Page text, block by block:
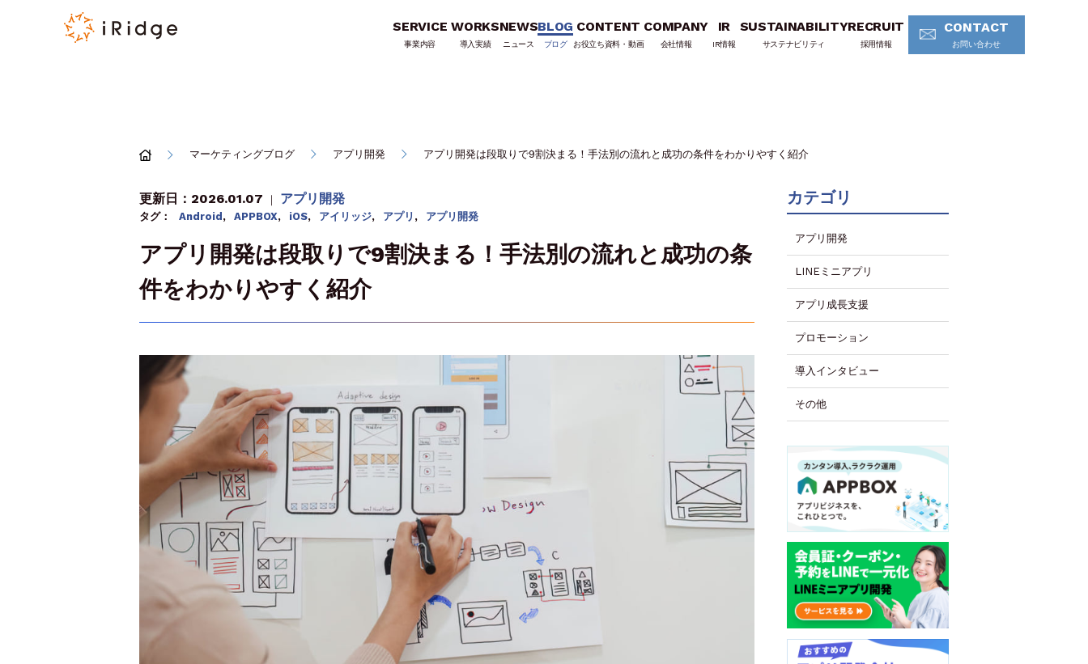
SERVICE
事業内容
WORKS
導入実績
NEWS
ニュース
BLOG
ブログ
CONTENT
お役立ち資料・動画
COMPANY
会社情報
IR
IR情報
SUSTAINABILITY
サステナビリティ
RECRUIT
採用情報
CONTACT
お問い合わせ
マーケティングブログ アプリ開発 アプリ開発は段取りで9割決まる！手法別の流れと成功の条件をわかりやすく紹介
更新日：2026.01.07 ｜ アプリ開発
タグ： Android , APPBOX, iOS, アイリッジ, アプリ , アプリ開発
アプリ開発は段取りで9割決まる！手法別の流れと成功の条
件をわかりやすく紹介
カテゴリ
アプリ開発
LINEミニアプリ
アプリ成長支援
プロモーション
導入インタビュー
その他